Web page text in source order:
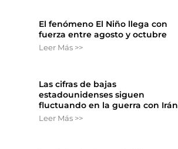
El fenómeno El Niño llega con
fuerza entre agosto y octubre
Leer Más >>
Las cifras de bajas
estadounidenses siguen
fluctuando en la guerra con Irán
Leer Más >>